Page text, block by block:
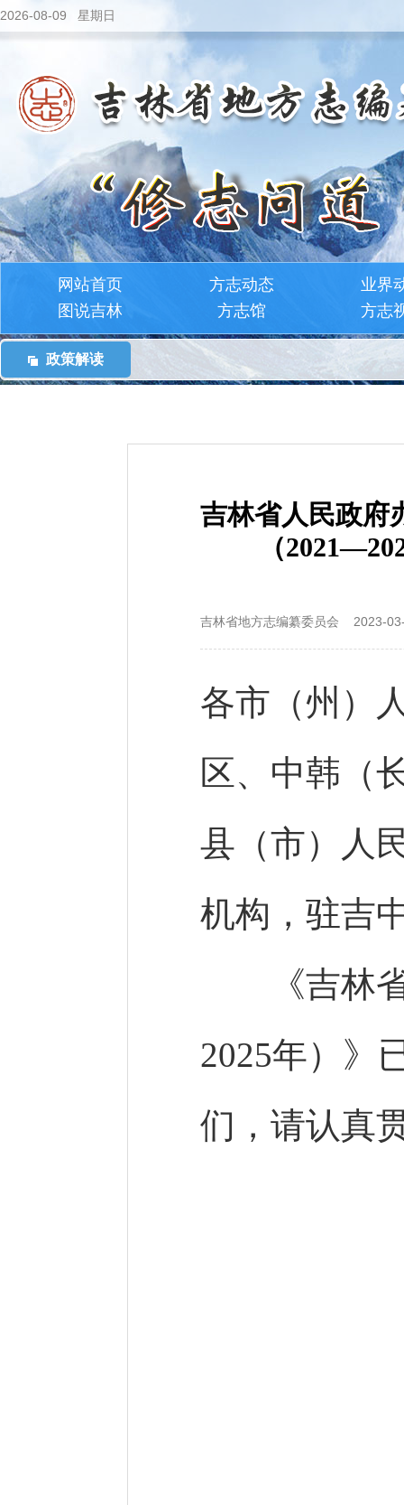
2026-08-09 星期日
网站首页 方志动态
业界
图说吉林
方志馆 方志
政策解读
吉林省人民政府
（
吉林省地方志编纂委员会 2023-
各市（州）
区、中韩（
县（市）人
机构，驻吉
《吉林省
2025年）》
们，请认真